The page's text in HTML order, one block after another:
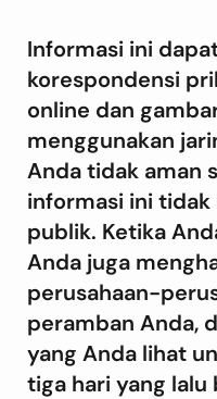
Informasi ini
korespondensi
online dan
menggunakan
Anda tidak aman
informasi ini
publik. Ketika
Anda juga
perusahaan-
peramban Anda,
yang Anda lihat
tiga hari yang lalu